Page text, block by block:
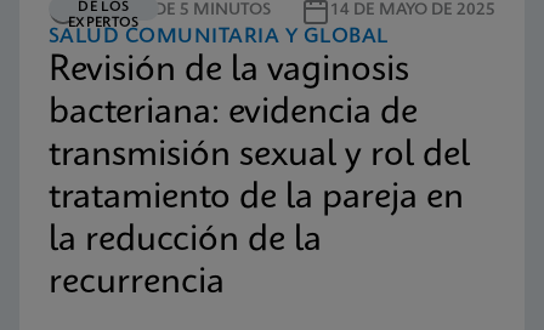
DE LOS
EXPERTOS
LECTURA DE 5 MINUTOS 14 DE MAYO DE 2025
SALUD COMUNITARIA Y GLOBAL
Revisión de la vaginosis
bacteriana: evidencia de
transmisión sexual y rol del
tratamiento de la pareja en
la reducción de la
recurrencia